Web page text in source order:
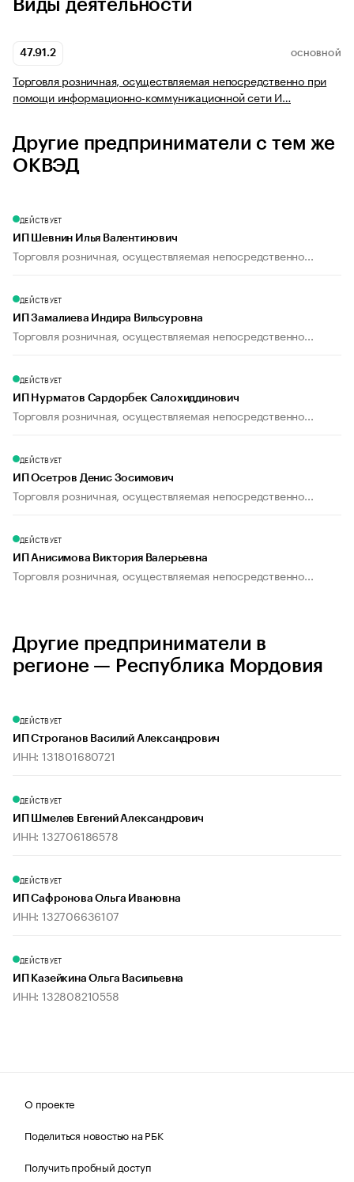
Виды деятельности
47.91.2 ОСНОВНОЙ
Торговля розничная, осуществляемая непосредственно при
помощи информационно-коммуникационной сети И…
Другие предприниматели с тем же
ОКВЭД
ДЕЙСТВУЕТ
ИП Шевнин Илья Валентинович
Торговля розничная, осуществляемая непосредственно...
ДЕЙСТВУЕТ
ИП Замалиева Индира Вильсуровна
Торговля розничная, осуществляемая непосредственно...
ДЕЙСТВУЕТ
ИП Нурматов Сардорбек Салохиддинович
Торговля розничная, осуществляемая непосредственно...
ДЕЙСТВУЕТ
ИП Осетров Денис Зосимович
Торговля розничная, осуществляемая непосредственно...
ДЕЙСТВУЕТ
ИП Анисимова Виктория Валерьевна
Торговля розничная, осуществляемая непосредственно...
Другие предприниматели в
регионе — Республика Мордовия
ДЕЙСТВУЕТ
ИП Строганов Василий Александрович
ИНН: 131801680721
ДЕЙСТВУЕТ
ИП Шмелев Евгений Александрович
ИНН: 132706186578
ДЕЙСТВУЕТ
ИП Сафронова Ольга Ивановна
ИНН: 132706636107
ДЕЙСТВУЕТ
ИП Казейкина Ольга Васильевна
ИНН: 132808210558
О проекте
Поделиться новостью на РБК
Получить пробный доступ